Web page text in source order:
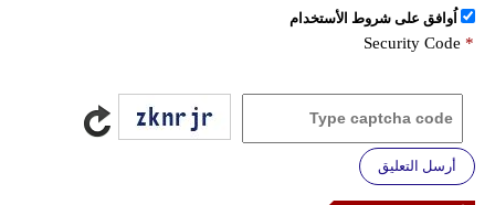
اُوافق على شروط الأستخدام
Security Code *
أرسل التعليق